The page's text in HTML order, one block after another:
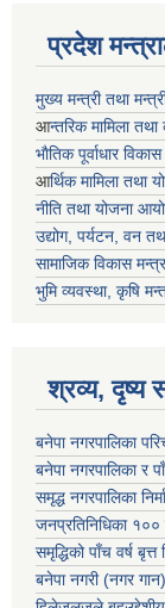
प्रदेश
मुख्य मन्त्री तथा
आन्तरिक मामिला
भाैतिक पूर्वाधार
आर्थिक मामिला तथा
नीति तथा योजना
उद्योग, पर्यटन, वन
सामाजिक विकास
भुमि व्यवस्था, कृषि
श्रव्य, दृष्य
बनेपा नगरपालिका
बनेपा नगरपालिका र
समृद्ध नगरपालिका
जनप्रतिनिधिका १००
समृद्धिको पाँच वर्ष बृत्त
बनेपा नगरी (नगर गान)